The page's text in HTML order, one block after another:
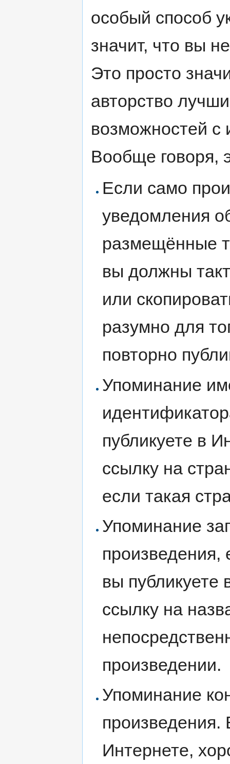
особый способ
значит, что вы
Это просто
авторство
возможностей
Вообще говоря,
Если само
уведомления
размещённые
вы должны
или
разумно для
повторно
Упоминание
публикуете в
ссылку на
если такая
Упоминание
произведения,
вы публикуете
ссылку на
произведении.
Упоминание
произведения.
Интернете,